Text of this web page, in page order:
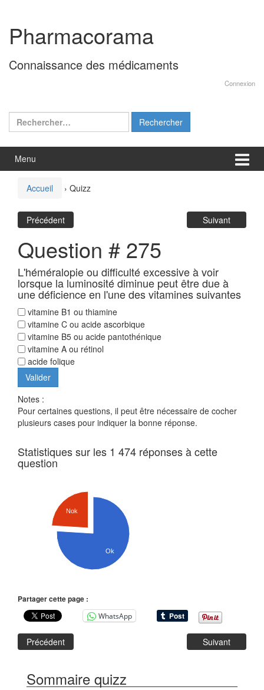
contenu
menu
principal
Pharmacorama
Connaissance des médicaments
Connexion
Rechercher :
Menu
Accueil › Quizz
Précédent Suivant
Question # 275
L'héméralopie ou difficulté excessive à voir
lorsque la luminosité diminue peut être due à
une déficience en l'une des vitamines suivantes
vitamine B1 ou thiamine
vitamine C ou acide ascorbique
vitamine B5 ou acide pantothénique
vitamine A ou rétinol
acide folique
Notes :
Pour certaines questions, il peut être nécessaire de cocher
plusieurs cases pour indiquer la bonne réponse.
Statistiques sur les 1 474 réponses à cette
question
Nok
Ok
Partager cette page :
WhatsApp
Précédent Suivant
Sommaire quizz